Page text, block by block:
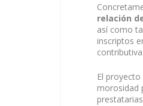
relación
así como
inscriptos
El
morosidad